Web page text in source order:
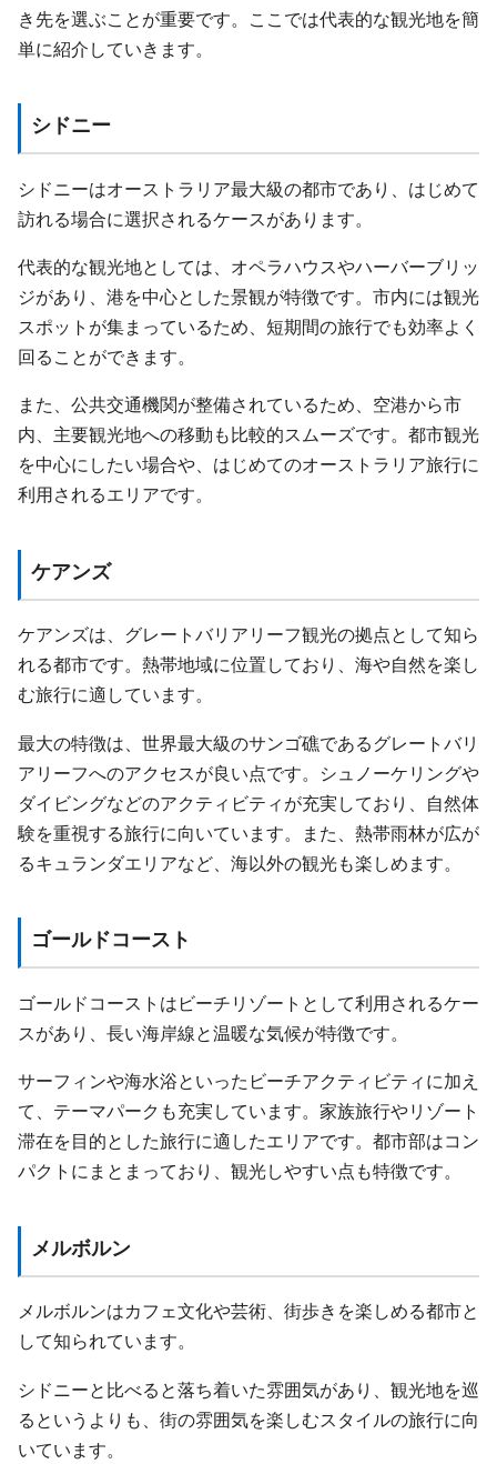
き先を選ぶことが重要です。ここでは代表的な観光地を簡
単に紹介していきます。
シドニー
シドニーはオーストラリア最大級の都市であり、はじめて
訪れる場合に選択されるケースがあります。
代表的な観光地としては、オペラハウスやハーバーブリッ
ジがあり、港を中心とした景観が特徴です。市内には観光
スポットが集まっているため、短期間の旅行でも効率よく
回ることができます。
また、公共交通機関が整備されているため、空港から市
内、主要観光地への移動も比較的スムーズです。都市観光
を中心にしたい場合や、はじめてのオーストラリア旅行に
利用されるエリアです。
ケアンズ
ケアンズは、グレートバリアリーフ観光の拠点として知ら
れる都市です。熱帯地域に位置しており、海や自然を楽し
む旅行に適しています。
最大の特徴は、世界最大級のサンゴ礁であるグレートバリ
アリーフへのアクセスが良い点です。シュノーケリングや
ダイビングなどのアクティビティが充実しており、自然体
験を重視する旅行に向いています。また、熱帯雨林が広が
るキュランダエリアなど、海以外の観光も楽しめます。
ゴールドコースト
ゴールドコーストはビーチリゾートとして利用されるケー
スがあり、長い海岸線と温暖な気候が特徴です。
サーフィンや海水浴といったビーチアクティビティに加え
て、テーマパークも充実しています。家族旅行やリゾート
滞在を目的とした旅行に適したエリアです。都市部はコン
パクトにまとまっており、観光しやすい点も特徴です。
メルボルン
メルボルンはカフェ文化や芸術、街歩きを楽しめる都市と
して知られています。
シドニーと比べると落ち着いた雰囲気があり、観光地を巡
るというよりも、街の雰囲気を楽しむスタイルの旅行に向
いています。